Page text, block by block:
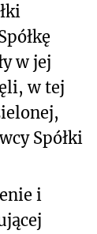
w jej
w tej
Spółki
i